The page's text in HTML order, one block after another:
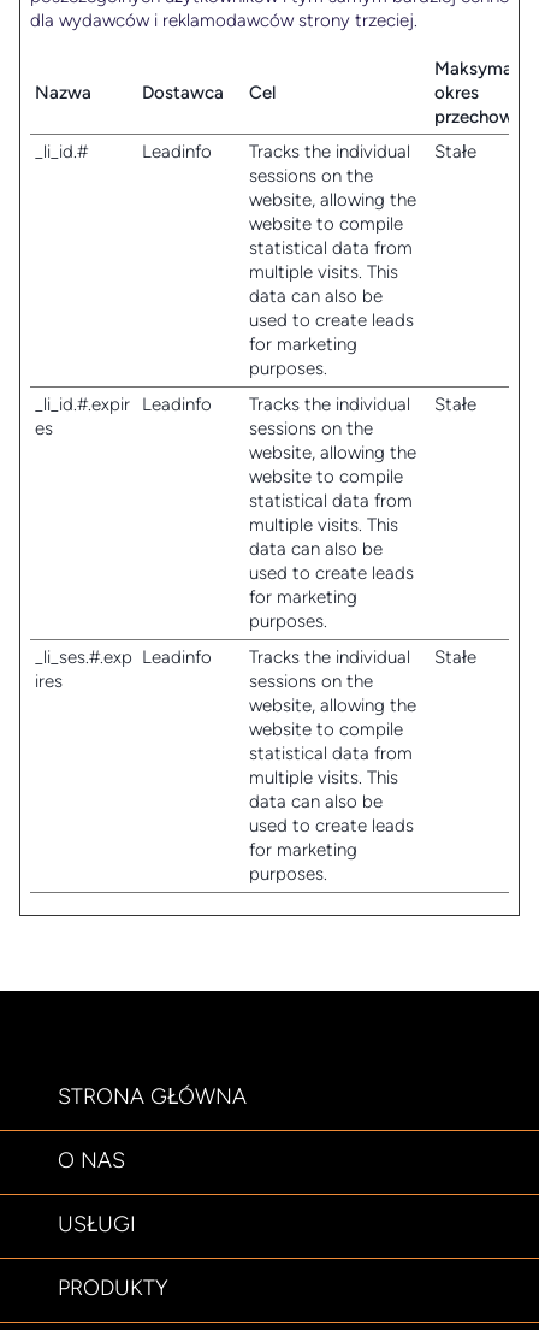
dla wydawców i reklamodawców strony trzeciej.
Nazwa Dostawca Cel
Maksymalny
okres
_li_id.#
Leadinfo
Tracks the individual
sessions on the
website, allowing the
website to compile
statistical data from
multiple visits. This
data can also be
used to create leads
for marketing
purposes.
Stałe
_li_id.#.expir
es
Leadinfo
Tracks the individual
sessions on the
website, allowing the
website to compile
statistical data from
multiple visits. This
data can also be
used to create leads
for marketing
purposes.
Stałe
_li_ses.#.exp
ires
Leadinfo
Tracks the individual
sessions on the
website, allowing the
website to compile
statistical data from
multiple visits. This
data can also be
used to create leads
for marketing
purposes.
Stałe
STRONA GŁÓWNA
O NAS
USŁUGI
PRODUKTY